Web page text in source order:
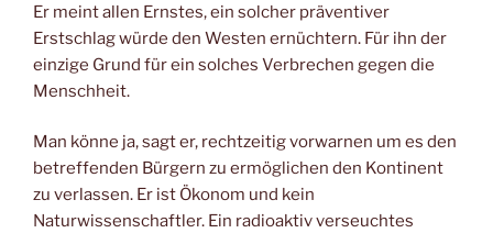
Er meint allen Ernstes, ein solcher präventiver
Erstschlag würde den Westen ernüchtern. Für ihn der
einzige Grund für ein solches Verbrechen gegen die
Menschheit.
Man könne ja, sagt er, rechtzeitig vorwarnen um es den
betreffenden Bürgern zu ermöglichen den Kontinent
zu verlassen. Er ist Ökonom und kein
Naturwissenschaftler. Ein radioaktiv verseuchtes